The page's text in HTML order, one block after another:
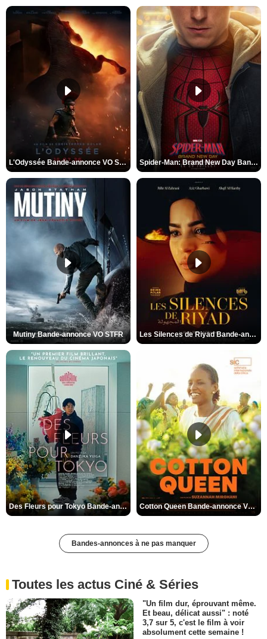
L'Odyssée Bande-annonce VO STFR Spider-Man: Brand New Day Bande-annonce VO STFR
Mutiny Bande-annonce VO STFR Les Silences de Riyad Bande-annonce VO STFR
Des Fleurs pour Tokyo Bande-annonce VO STFR Cotton Queen Bande-annonce VO STFR
Bandes-annonces à ne pas manquer
Toutes les actus Ciné & Séries
"Un film dur, éprouvant même.
Et beau, délicat aussi" : noté
3,7 sur 5, c'est le film à voir
absolument cette semaine !